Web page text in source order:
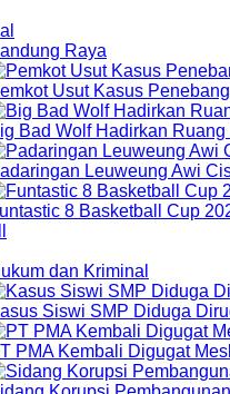
Raya
Usut Kasus
Bad Wolf Hadirkan
Leuweung Awi
8 Basketball Cup
dan Kriminal
Siswi SMP Diduga
PMA Kembali Digugat